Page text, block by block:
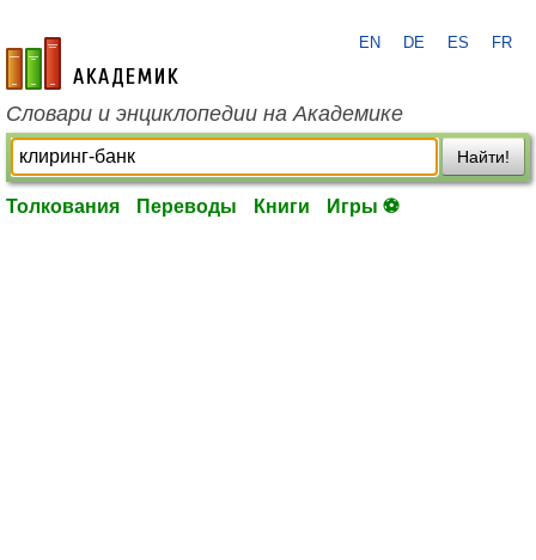
academic.ru
EN DE ES FR
Словари и энциклопедии на Академике
Найти!
Толкования Переводы Книги Игры ⚽